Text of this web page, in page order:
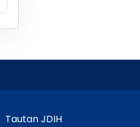
Tautan JDIH